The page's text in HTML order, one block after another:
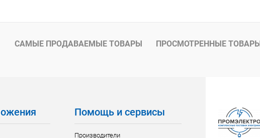
в 1 клик К сравнению
В наличии
САМЫЕ ПРОДАВАЕМЫЕ ТОВАРЫ ПРОСМОТРЕННЫЕ ТОВАРЫ
Помощь и сервисы
Производители